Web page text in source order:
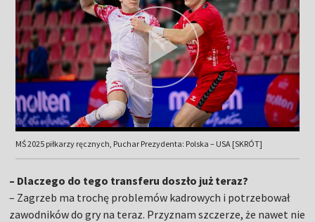
MŚ 2025 piłkarzy ręcznych, Puchar Prezydenta: Polska – USA [SKRÓT]
– Dlaczego do tego transferu doszło już teraz?
– Zagrzeb ma trochę problemów kadrowych i potrzebował
zawodników do gry na teraz. Przyznam szczerze, że nawet nie